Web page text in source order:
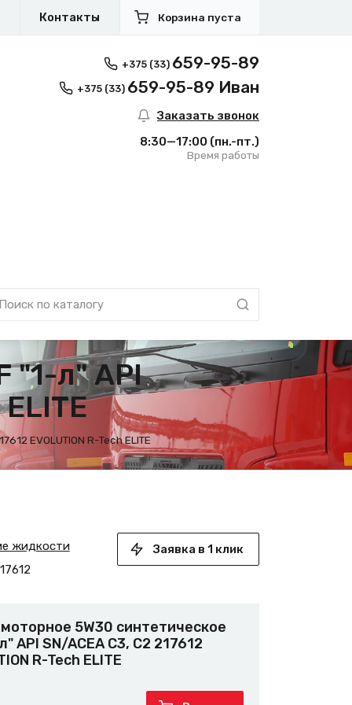
Контакты Корзина пуста
+375 (33) 659-95-89
+375 (33) 659-95-89 Иван
Заказать звонок
8:30—17:00 (пн.-пт.)
Время работы
"1-л" API
EVOLUTION R-Tech ELITE
жидкости
Заявка в 1 клик
5W30 синтетическое
API SN/ACEA C3, C2 217612
R-Tech ELITE